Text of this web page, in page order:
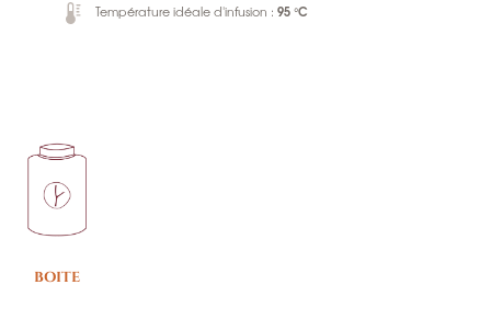
Température idéale d'infusion : 95 °C
BOITE